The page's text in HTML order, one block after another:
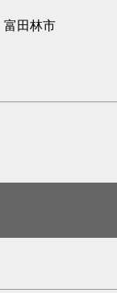
富田林市